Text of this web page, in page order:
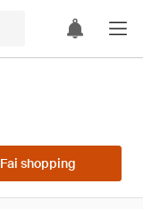
Fai shopping